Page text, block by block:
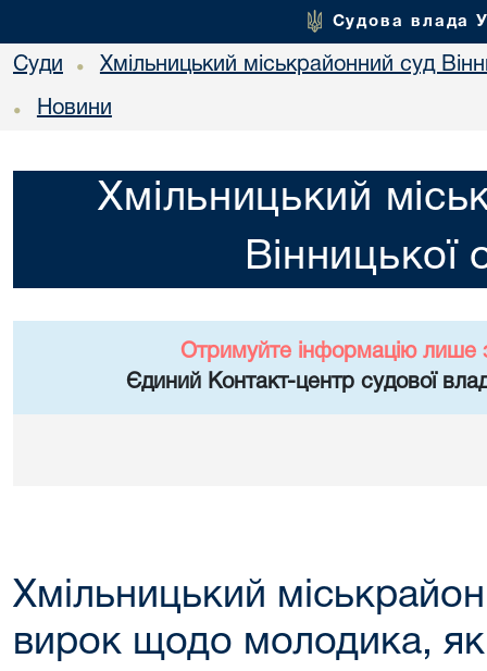
Судова влада
Суди • Хмільницький міськрайонний суд
• Новини
Хмільницький
Вінницької
Отримуйте інформацію лише
Єдиний Контакт-центр судової
Хмільницький
вирок щодо молодика,